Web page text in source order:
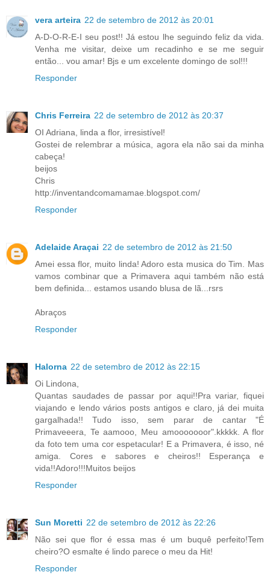
vera arteira 22 de setembro de 2012 às 20:01
A-D-O-R-E-I seu post!! Já estou lhe seguindo feliz da vida.
Venha me visitar, deixe um recadinho e se me seguir
então... vou amar! Bjs e um excelente domingo de sol!!!
Responder
Chris Ferreira 22 de setembro de 2012 às 20:37
OI Adriana, linda a flor, irresistível!
Gostei de relembrar a música, agora ela não sai da minha
cabeça!
beijos
Chris
http://inventandcomamamae.blogspot.com/
Responder
Adelaide Araçai 22 de setembro de 2012 às 21:50
Amei essa flor, muito linda! Adoro esta musica do Tim. Mas
vamos combinar que a Primavera aqui também não está
bem definida... estamos usando blusa de lã...rsrs
Abraços
Responder
Halorna 22 de setembro de 2012 às 22:15
Oi Lindona,
Quantas saudades de passar por aqui!!Pra variar, fiquei
viajando e lendo vários posts antigos e claro, já dei muita
gargalhada!! Tudo isso, sem parar de cantar "É
Primaveeera, Te aamooo, Meu amooooooor".kkkkk. A flor
da foto tem uma cor espetacular! E a Primavera, é isso, né
amiga. Cores e sabores e cheiros!! Esperança e
vida!!Adoro!!!Muitos beijos
Responder
Sun Moretti 22 de setembro de 2012 às 22:26
Não sei que flor é essa mas é um buquê perfeito!Tem
cheiro?O esmalte é lindo parece o meu da Hit!
Responder